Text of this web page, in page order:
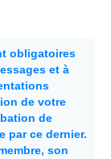
obligatoires
et à
de votre
de
par ce dernier.
son